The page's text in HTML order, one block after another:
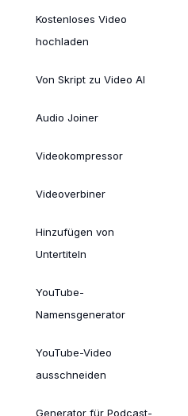
Kostenloses Video
hochladen
Von Skript zu Video AI
Audio Joiner
Videokompressor
Videoverbiner
Hinzufügen von
Untertiteln
YouTube-
Namensgenerator
YouTube-Video
ausschneiden
Generator für Podcast-